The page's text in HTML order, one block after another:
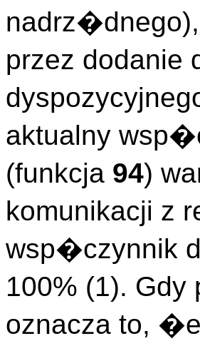
przez dodanie
aktualny
(funkcja 94)
komunikacji z
wsp�czynnik
100% (1).
oznacza to,